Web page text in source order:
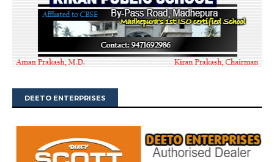
DEETO ENTERPRISES